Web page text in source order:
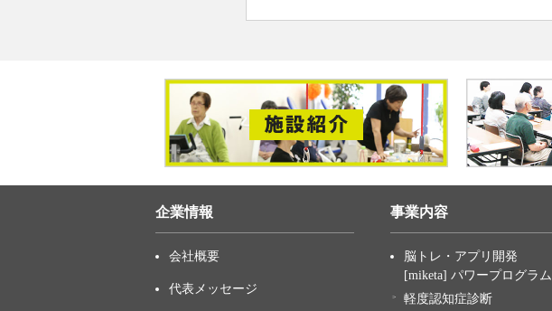
企業情報
会社概要
代表メッセージ
事業内容
脳トレ・アプリ開発
[miketa] パワープログラム
軽度認知症診断